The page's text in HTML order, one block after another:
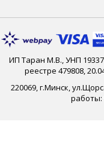
ИП Таран М.В., УНП
реестре 479808,
220069, г.Минск,
работы: